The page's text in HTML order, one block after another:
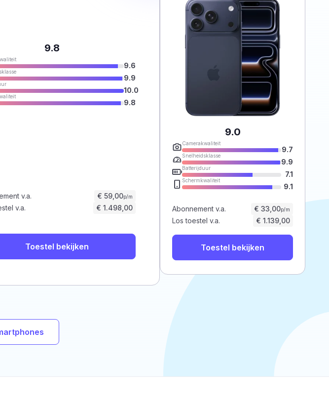
9.8
9.6
9.9
10.0
9.8
v.a. € 59,00p/m
v.a. € 1.498,00
Toestel bekijken
9.0
Camerakwaliteit
9.7
Snelheidsklasse
9.9
Batterijduur
7.1
Schermkwaliteit
9.1
Abonnement v.a. € 33,00p/m
Los toestel v.a. € 1.139,00
Toestel bekijken